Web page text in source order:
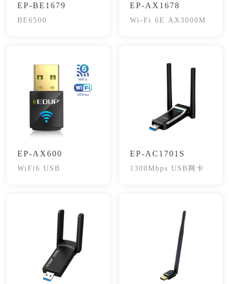
EP-BE1679
BE6500
EP-AX1678
Wi-Fi 6E AX3000M
EP-AX600
WiFi6 USB
EP-AC1701S
1300Mbps USB网卡